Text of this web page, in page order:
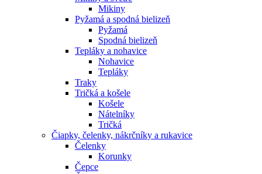
Mikiny
Pyžamá a spodná bielizeň
Pyžamá
Spodná bielizeň
Tepláky a nohavice
Nohavice
Tepláky
Traky
Tričká a košele
Košele
Nátelníky
Tričká
Čiapky, čelenky, nákrčníky a rukavice
Čelenky
Korunky
Čepce